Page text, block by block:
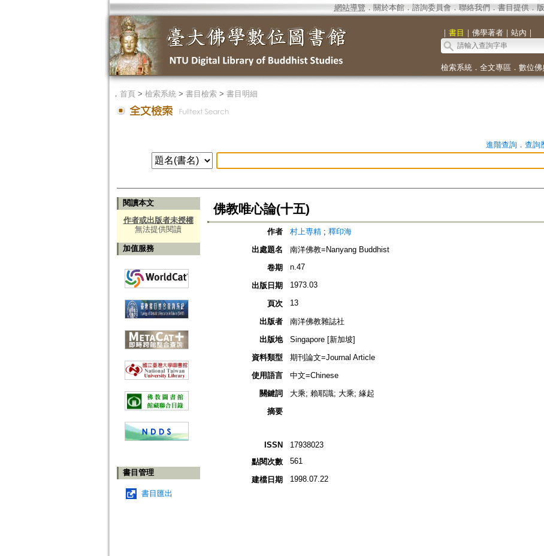
網站導覽 ． 關於本館． 諮詢委員會． 聯絡我們 ． 書目提供．
｜ 書目 ｜ 佛學著者｜ 站內 ｜
檢索系統． 全文專區 ． 數位佛
． 首頁> 檢索系統> 書目檢索> 書目明細
進階查詢． 查詢
閱讀本文
作者或出版者未授權
無法提供閱讀
加值服務
書目管理
書目匯出
佛教唯心論(十五)
作者 村上専精; 釋印海
出處題名
南洋佛教=Nanyang Buddhist
卷期
n.47
出版日期 1973.03
頁次 13
出版者
南洋佛教雜誌社
出版地
Singapore [新加坡]
資料類型
期刊論文=Journal Article
使用語言
中文=Chinese
關鍵詞
大乘; 賴耶識; 大乘; 緣起
摘要
ISSN
17938023
點閱次數
561
建檔日期 1998.07.22